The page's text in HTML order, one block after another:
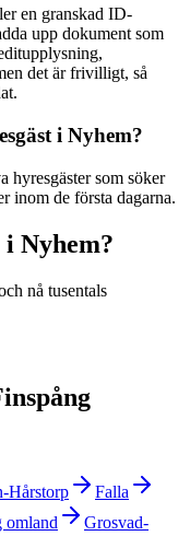
en granskad ID-
upp dokument som
det är frivilligt, så
i Nyhem?
hyresgäster som söker
inom de första dagarna.
Nyhem?
nå tusentals
Hårstorp
Falla
omland Grosvad-